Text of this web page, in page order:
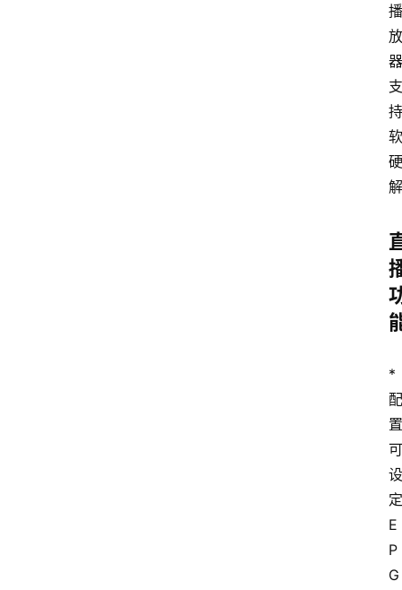
播
放
器
支
持
软
硬
解
*
配
置
可
设
定
E
P
G